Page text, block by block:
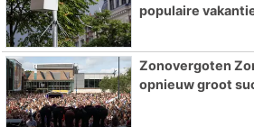
populaire
Zonovergoten
opnieuw groot